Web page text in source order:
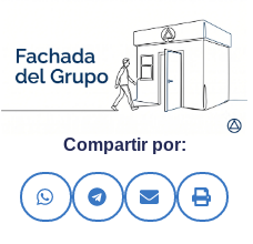
Compartir por: